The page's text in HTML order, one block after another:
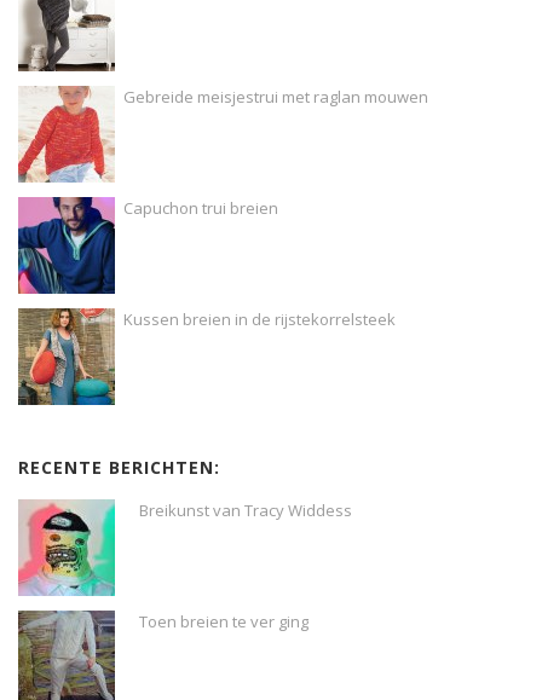
Gebreide meisjestrui met raglan mouwen
Capuchon trui breien
Kussen breien in de rijstekorrelsteek
RECENTE BERICHTEN:
Breikunst van Tracy Widdess
Toen breien te ver ging